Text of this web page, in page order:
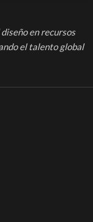
en recursos
el talento global